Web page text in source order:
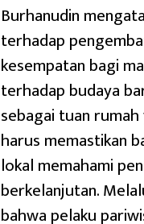
Burhanudin
terhadap
kesempatan bagi
terhadap budaya
sebagai tuan
harus memastikan
lokal memahami
berkelanjutan.
bahwa pelaku